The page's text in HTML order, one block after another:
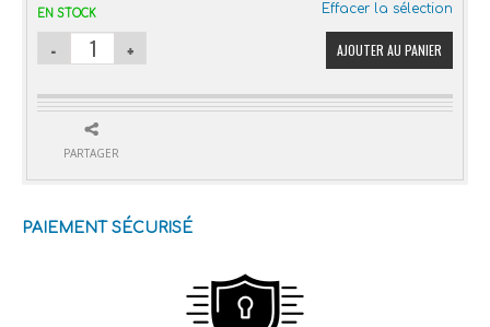
Effacer la sélection
EN STOCK
AJOUTER AU PANIER
PARTAGER
PAIEMENT SÉCURISÉ